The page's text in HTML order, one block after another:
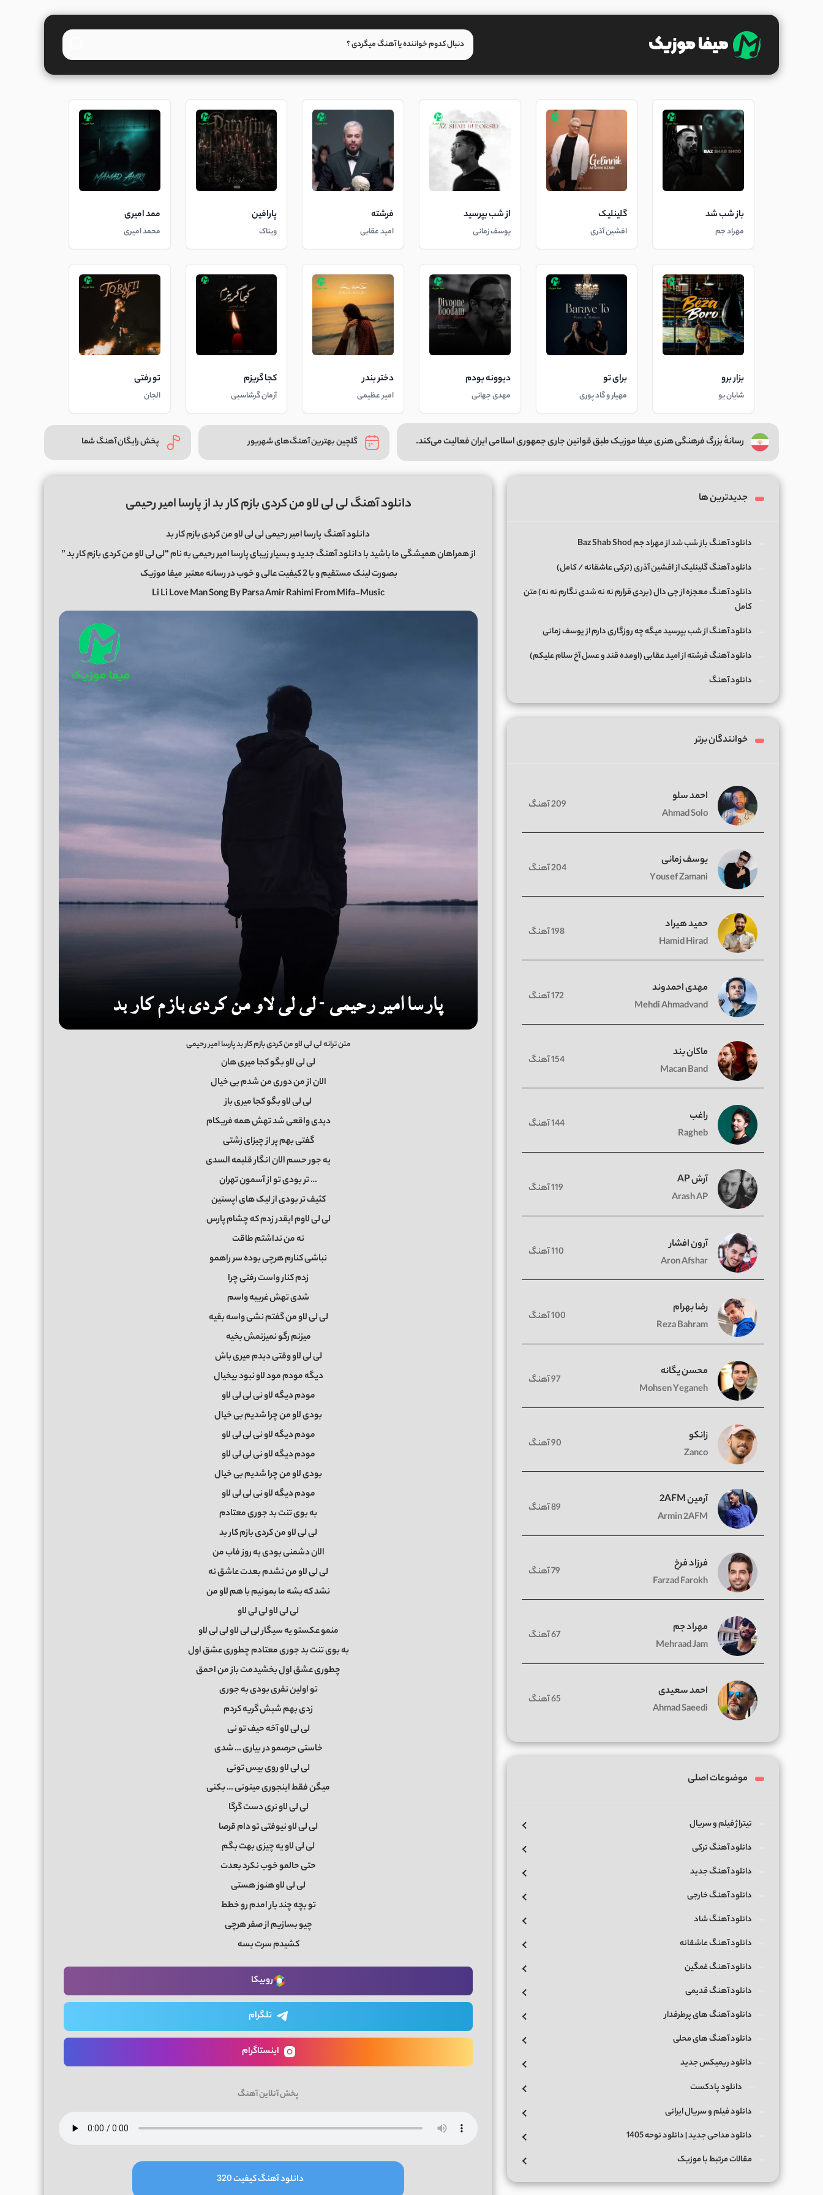
باز شب شد
مهراد جم
گلینلیک
افشین آذری
از شب بپرسید
یوسف زمانی
فرشته
امید عقابی
پارافین
ویناک
ممد امیری
محمد امیری
بزار برو
شایان یو
برای تو
مهیار و گاد پوری
دیوونه بودم
مهدی جهانی
دختر بندر
امیر عظیمی
کجا گریزم
آرمان گرشاسبی
تو رفتی
الجان
رسانهٔ بزرگ فرهنگی هنری میفا موزیک طبق قوانین جاری جمهوری اسلامی ایران فعالیت می‌کند. گلچین بهترین آهنگ‌های شهریور پخش رایگان آهنگ شما
دانلود آهنگ لی لی لاو من کردی بازم کار بد از پارسا امیر رحیمی
دانلود آهنگپارسا امیر رحیمی لی لی لاو من کردی بازم کار بد
از همراهان همیشگی ما باشید با دانلود آهنگ جدید و بسیار زیبای پارسا امیر رحیمی به نام “لی لی لاو من کردی بازم کار بد ”
بصورت لینک مستقیم و با 2 کیفیت عالی و خوب در رسانه معتبر
میفا موزیک
Li Li Love Man Song By Parsa Amir Rahimi From Mifa-Music
متن ترانه لی لی لاو من کردی بازم کار بد پارسا امیر رحیمی
لی لی لاو بگو کجا میری هان
الان از من دوری من شدم بی خیال
لی لی لاو بگو کجا میری باز
دیدی واقعی شد تهش همه فریکام
گفتی بهم پر از چیزای زشتی
یه جور حسم الان انگار قلبمه السدی
… تر بودی تو از آسمون تهران
کثیف تر بودی از لیک های اپستین
لی لی لاوم ایقدر زدم که چشام پارس
نه من نداشتم طاقت
نباشی کنارم هرچی بوده سر راهمو
زدم کنار واست رفتی چرا
شدی تهش غریبه واسم
لی لی لاو من گفتم نشی واسه بقیه
میزنم رگو نمیزنمش بخیه
لی لی لاو وقتی دیدم میری باش
دیگه مودم مود لاو نبود بیخیال
مودم دیگه لاو نی لی لی لاو
بودی لاو من چرا شدیم بی خیال
مودم دیگه لاو نی لی لی لاو
مودم دیگه لاو نی لی لی لاو
بودی لاو من چرا شدیم بی خیال
مودم دیگه لاو نی لی لی لاو
به بوی تنت بد جوری معتادم
لی لی لاو من کردی بازم کار بد
الان دشمنی بودی یه روز فاب من
لی لی لاو من نشدم بعدت عاشق نه
نشد که بشه ما بمونیم با هم لاو من
لی لی لاو لی لی لاو
منمو عکستو یه سیگار لی لی لاو لی لی لاو
به بوی تنت بد جوری معتادم چطوری عشق اول
چطوری عشق اول بخشیدمت باز من احمق
تو اولین نفری بودی به جوری
زدی بهم شبش گریه کردم
لی لی لاو آخه حیف تو نی
خاستی حرصمو در بیاری … شدی
لی لی لاو روی بیس تونی
میگن فقط اینجوری میتونی … بکنی
لی لی لاو نری دست گرگا
لی لی لاو نیوفتی تو دام قرصا
لی لی لاو یه چیزی بهت بگم
حتی حالمو خوب نکرد بعدت
لی لی لاو هنوز هستی
تو بچه چند بار امدم رو خطط
چیو بسازیم از صفر هرچی
کشیدم سرت بسه
روبیکا
تلگرام
اینستاگرام
پخش آنلاین آهنگ
دانلود آهنگ کیفیت 320
جدیدترین ها
دانلود آهنگ باز شب شد از مهراد جم Baz Shab Shod
دانلود آهنگ گلینلیک از افشین آذری (ترکی عاشقانه / کامل)
دانلود آهنگ معجزه از جی دال (بردی قرارم نه نه شدی نگارم نه نه) متن
کامل
دانلود آهنگ از شب بپرسید میگه چه روزگاری دارم از یوسف زمانی
دانلود آهنگ فرشته از امید عقابی (اومده قند و عسل آخ سلام علیکم)
دانلود آهنگ
خوانندگان برتر
احمد سلو
Ahmad Solo
209 آهنگ
یوسف زمانی
Yousef Zamani
204 آهنگ
حمید هیراد
Hamid Hirad
198 آهنگ
مهدی احمدوند
Mehdi Ahmadvand
172 آهنگ
ماکان بند
Macan Band
154 آهنگ
راغب
Ragheb
144 آهنگ
آرش AP
Arash AP
119 آهنگ
آرون افشار
Aron Afshar
110 آهنگ
رضا بهرام
Reza Bahram
100 آهنگ
محسن یگانه
Mohsen Yeganeh
97 آهنگ
زانکو
Zanco
90 آهنگ
آرمین 2AFM
Armin 2AFM
89 آهنگ
فرزاد فرخ
Farzad Farokh
79 آهنگ
مهراد جم
Mehraad Jam
67 آهنگ
احمد سعیدی
Ahmad Saeedi
65 آهنگ
موضوعات اصلی
تیتراژ فیلم و سریال
دانلود آهنگ ترکی
دانلود آهنگ جدید
دانلود آهنگ خارجی
دانلود آهنگ شاد
دانلود آهنگ عاشقانه
دانلود آهنگ غمگین
دانلود آهنگ قدیمی
دانلود آهنگ های پرطرفدار
دانلود آهنگ های محلی
دانلود ریمیکس جدید
دانلود پادکست
دانلود فیلم و سریال ایرانی
دانلود مداحی جدید | دانلود نوحه 1405
مقالات مرتبط با موزیک